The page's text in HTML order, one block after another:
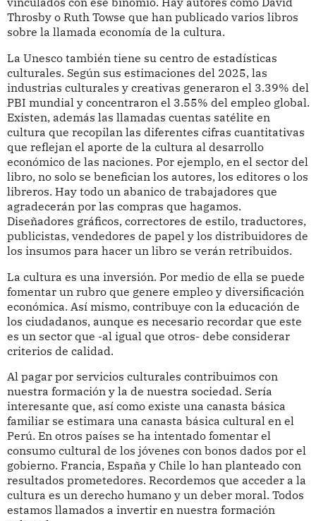
Throsby o Ruth Towse que han publicado varios libros
sobre la llamada economía de la cultura.
La Unesco también tiene su centro de estadísticas
culturales. Según sus estimaciones del 2025, las
industrias culturales y creativas generaron el 3.39% del
PBI mundial y concentraron el 3.55% del empleo global.
Existen, además las llamadas cuentas satélite en
cultura que recopilan las diferentes cifras cuantitativas
que reflejan el aporte de la cultura al desarrollo
económico de las naciones. Por ejemplo, en el sector del
libro, no solo se benefician los autores, los editores o los
libreros. Hay todo un abanico de trabajadores que
agradecerán por las compras que hagamos.
Diseñadores gráficos, correctores de estilo, traductores,
publicistas, vendedores de papel y los distribuidores de
los insumos para hacer un libro se verán retribuidos.
La cultura es una inversión. Por medio de ella se puede
fomentar un rubro que genere empleo y diversificación
económica. Así mismo, contribuye con la educación de
los ciudadanos, aunque es necesario recordar que este
es un sector que -al igual que otros- debe considerar
criterios de calidad.
Al pagar por servicios culturales contribuimos con
nuestra formación y la de nuestra sociedad. Sería
interesante que, así como existe una canasta básica
familiar se estimara una canasta básica cultural en el
Perú. En otros países se ha intentado fomentar el
consumo cultural de los jóvenes con bonos dados por el
gobierno. Francia, España y Chile lo han planteado con
resultados prometedores. Recordemos que acceder a la
cultura es un derecho humano y un deber moral. Todos
estamos llamados a invertir en nuestra formación